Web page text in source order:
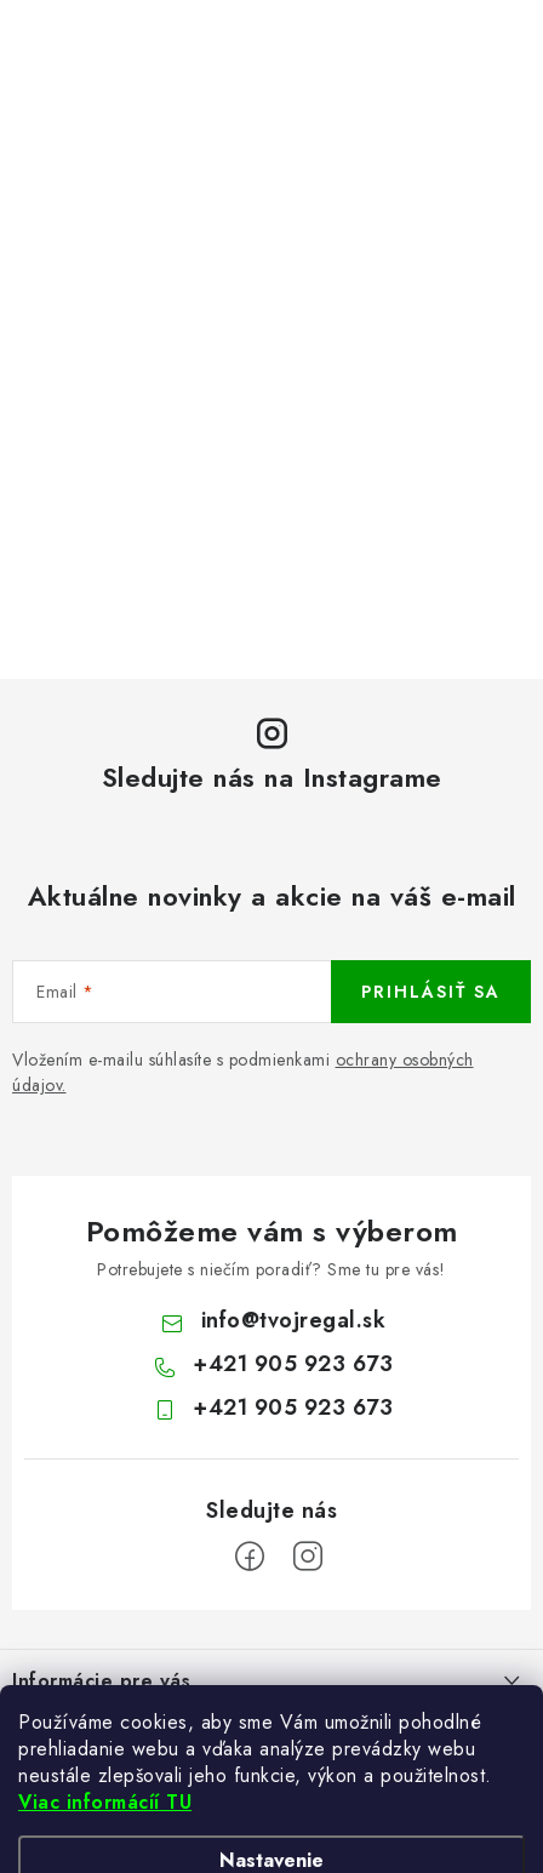
Používáme cookies, aby sme Vám umožnili pohodlné
prehliadanie webu a vďaka analýze prevádzky webu
neustále zlepšovali jeho funkcie, výkon a použitelnost.
Viac informácíí TU
Nastavenie
Sledujte nás na Instagrame
Aktuálne novinky a akcie na váš e-mail
Email
Vložením e-mailu súhlasíte s podmienkami ochrany osobných
údajov.
PRIHLÁSIŤ SA
Pomôžeme vám s výberom
Potrebujete s niečím poradiť? Sme tu pre vás!
info@tvojregal.sk
+421 905 923 673
+421 905 923 673
pInformácie pre vás
Kontakt
Hodnotenie obchodu
Blogy
Ako si vybrať poštovú schránku?
21.5.2024
Facebook
TvujRegal.cz Recenzie obchodu